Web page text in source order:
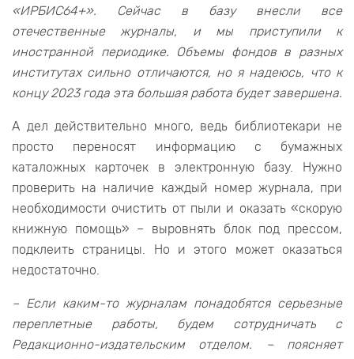
«ИРБИС64+». Сейчас в базу внесли все
отечественные журналы, и мы приступили к
иностранной периодике. Объемы фондов в разных
институтах сильно отличаются, но я надеюсь, что к
концу 2023 года эта большая работа будет завершена.
А дел действительно много, ведь библиотекари не
просто переносят информацию с бумажных
каталожных карточек в электронную базу. Нужно
проверить на наличие каждый номер журнала, при
необходимости очистить от пыли и оказать «скорую
книжную помощь» – выровнять блок под прессом,
подклеить страницы. Но и этого может оказаться
недостаточно.
– Если каким-то журналам понадобятся серьезные
переплетные работы, будем сотрудничать с
Редакционно-издательским отделом. – поясняет